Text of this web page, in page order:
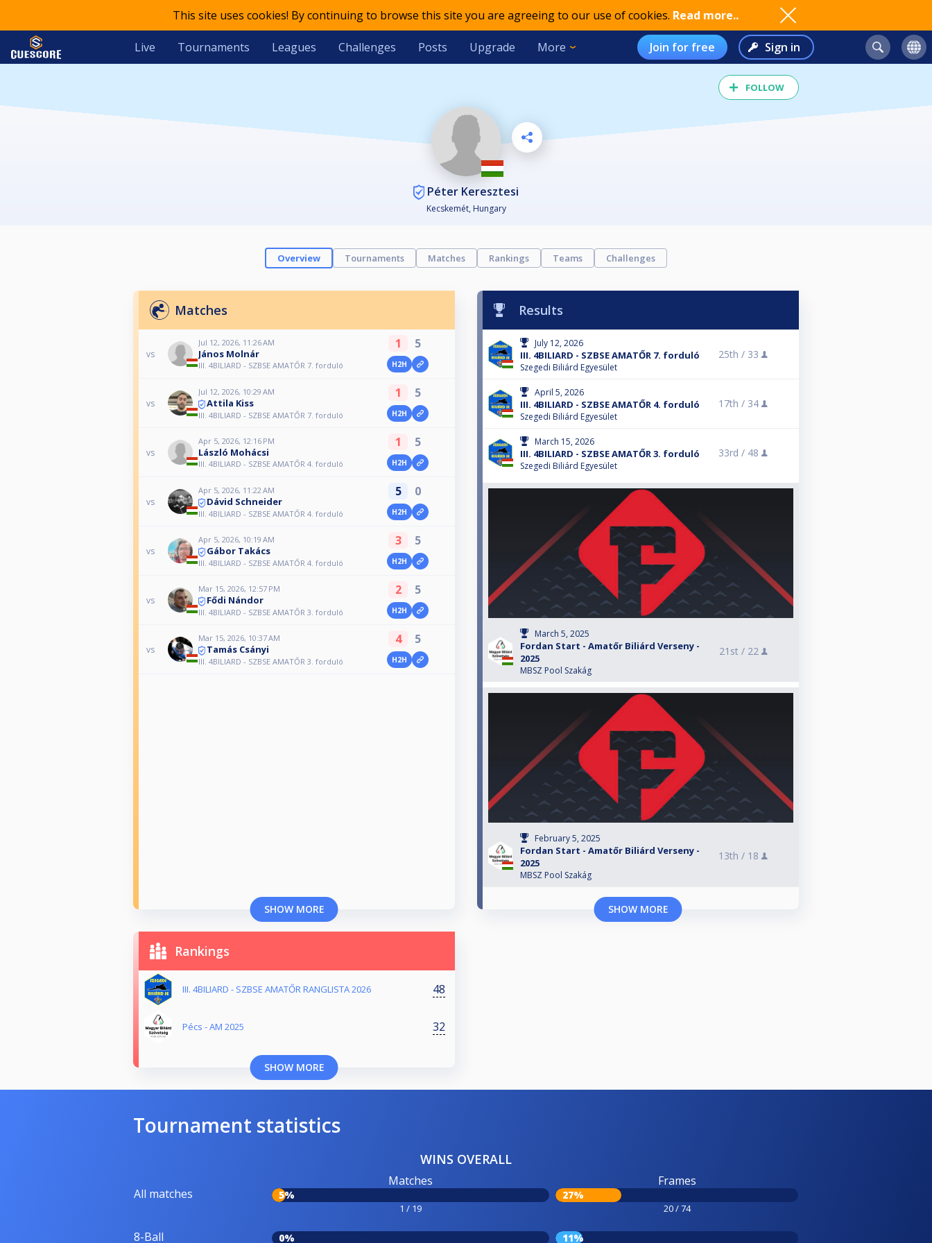
This site uses cookies! By continuing to browse this site you are agreeing to our use of cookies. Read more..
Live Tournaments Leagues Challenges Posts Upgrade More Join for free Sign in
FOLLOW
Péter Keresztesi
Kecskemét, Hungary
Overview Tournaments Matches Rankings Teams Challenges
Matches
vs
Jul 12, 2026, 11:26 AM
János Molnár
III. 4BILIARD - SZBSE AMATŐR 7. forduló
1 5
H2H
vs
Jul 12, 2026, 10:29 AM
Attila Kiss
III. 4BILIARD - SZBSE AMATŐR 7. forduló
1 5
H2H
vs
Apr 5, 2026, 12:16 PM
László Mohácsi
III. 4BILIARD - SZBSE AMATŐR 4. forduló
1 5
H2H
vs
Apr 5, 2026, 11:22 AM
Dávid Schneider
III. 4BILIARD - SZBSE AMATŐR 4. forduló
5 0
H2H
vs
Apr 5, 2026, 10:19 AM
Gábor Takács
III. 4BILIARD - SZBSE AMATŐR 4. forduló
3 5
H2H
vs
Mar 15, 2026, 12:57 PM
Fődi Nándor
III. 4BILIARD - SZBSE AMATŐR 3. forduló
2 5
H2H
vs
Mar 15, 2026, 10:37 AM
Tamás Csányi
III. 4BILIARD - SZBSE AMATŐR 3. forduló
4 5
H2H
SHOW MORE
Results
July 12, 2026
III. 4BILIARD - SZBSE AMATŐR 7. forduló
Szegedi Biliárd Egyesület
25th / 33
April 5, 2026
III. 4BILIARD - SZBSE AMATŐR 4. forduló
Szegedi Biliárd Egyesület
17th / 34
March 15, 2026
III. 4BILIARD - SZBSE AMATŐR 3. forduló
Szegedi Biliárd Egyesület
33rd / 48
March 5, 2025
Fordan Start - Amatőr Biliárd Verseny -
2025
MBSZ Pool Szakág
21st / 22
February 5, 2025
Fordan Start - Amatőr Biliárd Verseny -
2025
MBSZ Pool Szakág
13th / 18
SHOW MORE
Rankings
III. 4BILIARD - SZBSE AMATŐR RANGLISTA 2026 48
Pécs - AM 2025 32
SHOW MORE
Tournament statistics
WINS OVERALL
All matches
Matches
5%
1 / 19
Frames
27%
20 / 74
8-Ball 0% 11%